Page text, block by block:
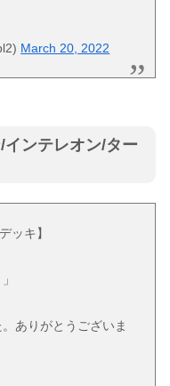
March 20, 2022
ンテレオン/ター
ッキ】
ありがとうございま